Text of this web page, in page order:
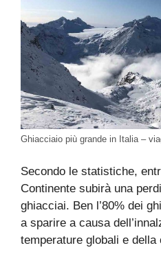
Ghiacciaio più grande in Italia –
Secondo le statistiche,
Continente subirà una
ghiacciai. Ben l’80% dei
a sparire a causa
temperature globali e